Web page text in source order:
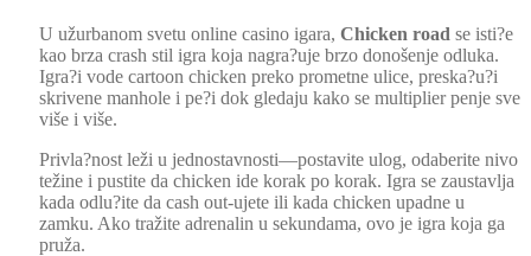
U užur­banom sve­tu online casi­no igara, Chick­en road se isti?e
kao brza crash stil igra koja nagra?uje brzo donošen­je odlu­ka.
Igra?i vode car­toon chick­en preko prometne ulice, preska?u?i
skrivene man­hole i pe?i dok gleda­ju kako se mul­ti­pli­er pen­je sve
više i više.
Privla?nost leži u jednostavnosti—postavite ulog, odaberite nivo
težine i pustite da chick­en ide korak po korak. Igra se zaus­tavl­ja
kada odlu?ite da cash out-ujete ili kada chick­en upadne u
zamku. Ako tražite adren­a­lin u sekun­dama, ovo je igra koja ga
pruža.